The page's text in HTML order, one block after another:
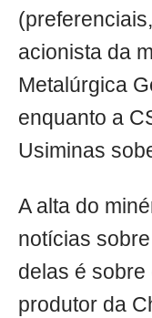
acionista da
Metalúrgica
enquanto a
Usiminas
A alta do
notícias
delas é
produtor da